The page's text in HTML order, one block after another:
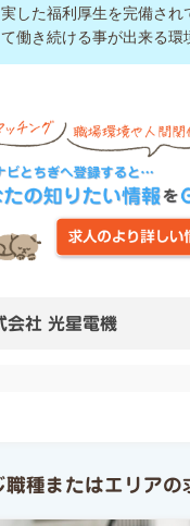
実した福利厚生を完備され
て働き続ける事が出来る環
会社 光星電機
職種またはエリアの